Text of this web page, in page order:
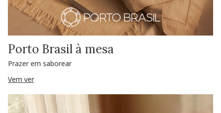
Porto Brasil à mesa
Prazer em saborear
Vem ver